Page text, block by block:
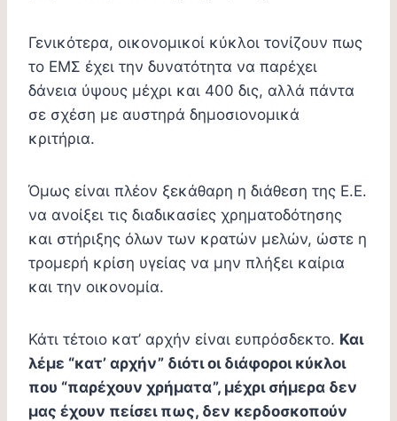
Γενικότερα, οικονομικοί κύκλοι τονίζουν πως
το ΕΜΣ έχει την δυνατότητα να παρέχει
δάνεια ύψους μέχρι και 400 δις, αλλά πάντα
σε σχέση με αυστηρά δημοσιονομικά
κριτήρια.
Όμως είναι πλέον ξεκάθαρη η διάθεση της Ε.Ε.
να ανοίξει τις διαδικασίες χρηματοδότησης
και στήριξης όλων των κρατών μελών, ώστε η
τρομερή κρίση υγείας να μην πλήξει καίρια
και την οικονομία.
Κάτι τέτοιο κατ’ αρχήν είναι ευπρόσδεκτο. Και
λέμε “κατ’ αρχήν” διότι οι διάφοροι κύκλοι
που “παρέχουν χρήματα”, μέχρι σήμερα δεν
μας έχουν πείσει πως, δεν κερδοσκοπούν